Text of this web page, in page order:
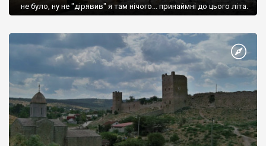
не було, ну не "дірявив" я там нічого... принаймні до цього літа.